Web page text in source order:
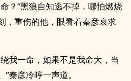
？”黑狼自知逃不掉，哪怕燃烧
，重伤的他，眼看着秦彦哀求
我一命，如果不是我命大，当
秦彦冷哼一声道。